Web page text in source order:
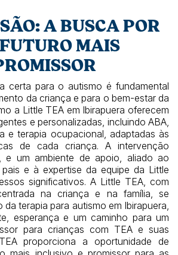
A BUSCA POR
MAIS
certa para o autismo é fundamental
da criança e para o bem-estar da
a Little TEA em Ibirapuera oferecem
e personalizadas, incluindo ABA,
e terapia ocupacional, adaptadas às
de cada criança. A intervenção
e um ambiente de apoio, aliado ao
e à expertise da equipe da Little
significativos. A Little TEA, com
na criança e na família, se
terapia para autismo em Ibirapuera,
esperança e um caminho para um
para crianças com TEA e suas
proporciona a oportunidade de